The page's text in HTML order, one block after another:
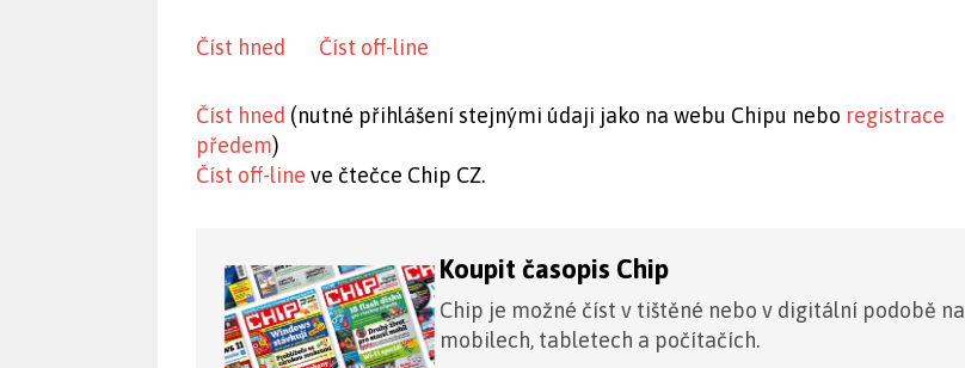
Číst hned Číst off-line
Číst hned (nutné přihlášení stejnými údaji jako na webu Chipu nebo registrace
předem)
Číst off-line ve čtečce Chip CZ.
Koupit časopis Chip
Chip je možné číst v tištěné nebo v digitální podobě na
mobilech, tabletech a počítačích.